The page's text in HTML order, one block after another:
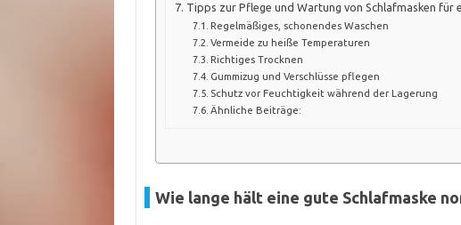
Tipps zur Pflege und Wartung von Schlafmasken für
Regelmäßiges, schonendes Waschen
Vermeide zu heiße Temperaturen
Richtiges Trocknen
Gummizug und Verschlüsse pflegen
Schutz vor Feuchtigkeit während der Lagerung
Ähnliche Beiträge:
Wie lange hält eine gute Schlafmaske